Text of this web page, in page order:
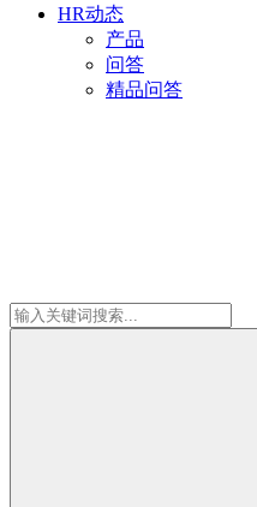
HR动态
产品
问答
精品问答